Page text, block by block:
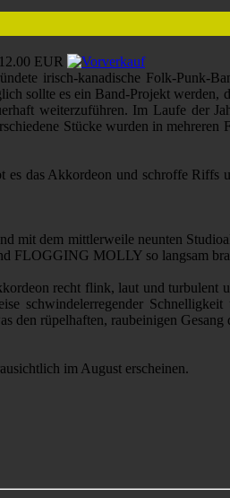
EUR
irisch-kanadische Folk-Punk-
sollte es ein Band-Projekt werden,
weiterzuführen. Im Laufe der
Stücke wurden in
das Akkordeon und schroffe
mit dem mittlerweile neunten
MOLLY so langsam
recht flink, laut und
schwindelerregender
rüpelhaften, raubeinigen Gesang
im August erscheinen.